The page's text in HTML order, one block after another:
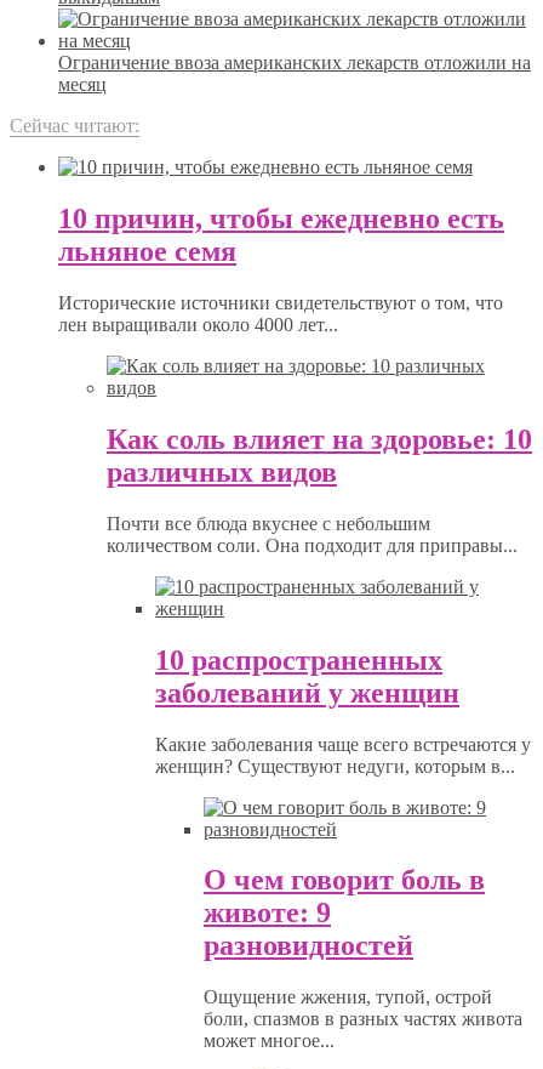
Ограничение ввоза американских лекарств отложили на
месяц
Сейчас читают:
10 причин, чтобы ежедневно есть
льняное семя
Исторические источники свидетельствуют о том, что
лен выращивали около 4000 лет...
Как соль влияет на здоровье: 10
различных видов
Почти все блюда вкуснее с небольшим
количеством соли. Она подходит для приправы...
10 распространенных
заболеваний у женщин
Какие заболевания чаще всего встречаются у
женщин? Существуют недуги, которым в...
О чем говорит боль в
животе: 9
разновидностей
Ощущение жжения, тупой, острой
боли, спазмов в разных частях живота
может многое...